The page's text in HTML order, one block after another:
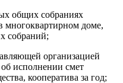
общих собраниях
многоквартирном доме,
собраний;
организацией
об исполнении смет
кооператива за год;